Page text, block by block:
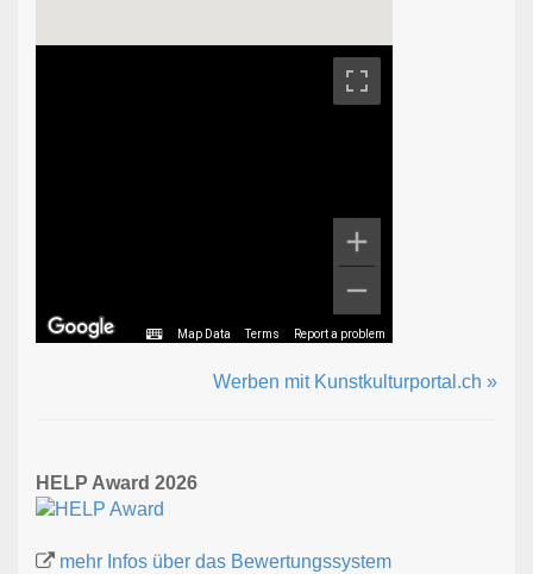
Map Data Terms Report a problem
Werben mit Kunstkulturportal.ch »
HELP Award 2026
mehr Infos über das Bewertungssystem